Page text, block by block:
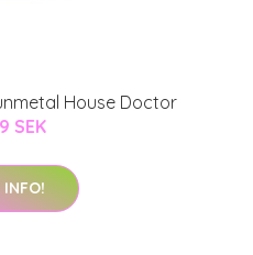
House Doctor
SEK
INFO!